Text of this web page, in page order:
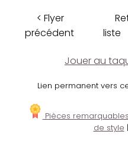
< Flyer
précédent
liste
Jouer au
Lien permanent vers
Pièces remarquables
de style |